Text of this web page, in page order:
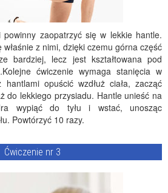
zaopatrzyć się w lekkie hantle.
z nimi, dzięki czemu górna część
bardziej, lecz jest kształtowana pod
ćwiczenie wymaga stanięcia w
opuścić wzdłuż ciała, zacząć
do lekkiego przysiadu. Hantle unieść na
wypiąć do tyłu i wstać, unosząc
Powtórzyć 10 razy.
Ćwiczenie nr 3